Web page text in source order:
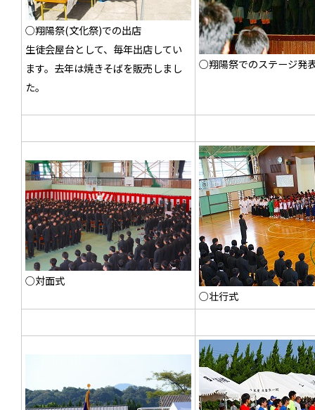
○翔陽祭(文化祭)での出店
生徒会屋台として、毎年出店してい
ます。去年は焼きそばを販売しまし
た。
○翔陽祭でのステージ発
○対面式
○壮行式